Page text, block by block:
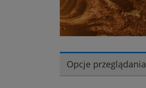
Opcje przeglądania